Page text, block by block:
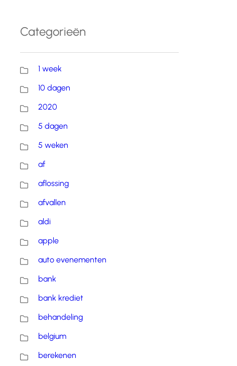
Categorieën
1 week
10 dagen
2020
5 dagen
5 weken
af
aflossing
afvallen
aldi
apple
auto evenementen
bank
bank krediet
behandeling
belgium
berekenen